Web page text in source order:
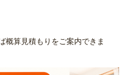
概算見積もりをご案内できま